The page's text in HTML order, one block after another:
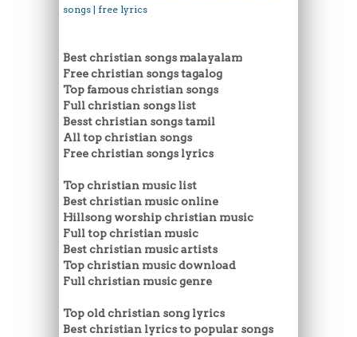
songs | free lyrics
Best christian songs malayalam
Free christian songs tagalog
Top famous christian songs
Full christian songs list
Besst christian songs tamil
All top christian songs
Free christian songs lyrics
Top christian music list
Best christian music online
Hillsong worship christian music
Full top christian music
Best christian music artists
Top christian music download
Full christian music genre
Top old christian song lyrics
Best christian lyrics to popular songs